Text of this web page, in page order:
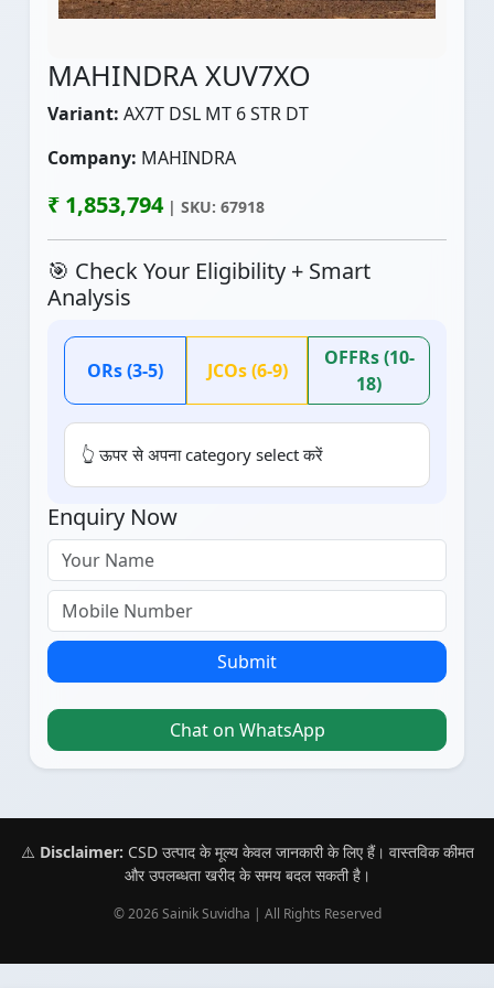
MAHINDRA XUV7XO
Variant: AX7T DSL MT 6 STR DT
Company: MAHINDRA
₹ 1,853,794| SKU: 67918
🎯 Check Your Eligibility + Smart
Analysis
ORs (3-5) JCOs (6-9)
OFFRs (10-
18)
👆 ऊपर से अपना category select करें
Enquiry Now
Submit
Chat on WhatsApp
⚠️ Disclaimer: CSD उत्पाद के मूल्य केवल जानकारी के लिए हैं। वास्तविक कीमत
और उपलब्धता खरीद के समय बदल सकती है।
© 2026 Sainik Suvidha | All Rights Reserved